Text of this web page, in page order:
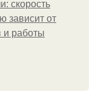
скорость
зависит от
и работы